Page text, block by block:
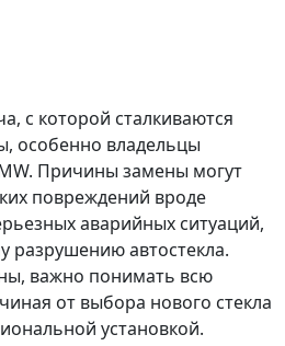
с которой сталкиваются
особенно владельцы
Причины замены могут
повреждений вроде
аварийных ситуаций,
разрушению автостекла.
важно понимать всю
от выбора нового стекла
установкой.